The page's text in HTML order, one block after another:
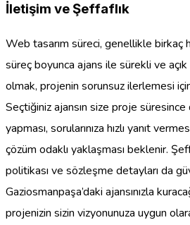
İletişim ve Şeffaflık
Web tasarım süreci, genellikle birkaç
süreç boyunca ajans ile sürekli ve
olmak, projenin sorunsuz ilerlemesi
Seçtiğiniz ajansın size proje
yapması, sorularınıza hızlı yanıt
çözüm odaklı yaklaşması beklenir.
politikası ve sözleşme detayları da
Gaziosmanpaşa’daki ajansınızla
projenizin sizin vizyonunuza uygun